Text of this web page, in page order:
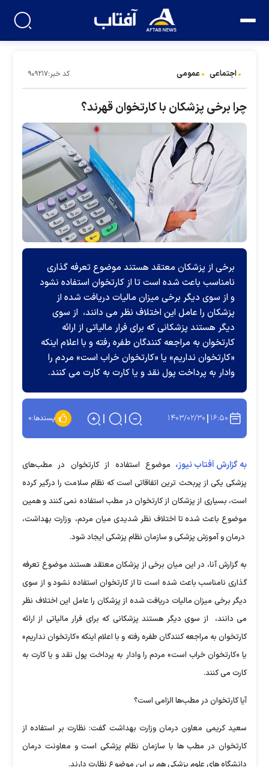
اجتماعی عمومی کد خبر:۹۰۹۲۱۷
چرا برخی پزشکان با کارتخوان قهرند؟
برخی از پزشکان معتقد هستند موضوع تعرفه گذاری
نامناسب باعث شده است تا از کارتخوان استفاده نشود
و از سوی دیگر برخی میزان مالیات دریافت شده از
پزشکان را عامل این اختلاف نظر می دانند، از سوی
دیگر هستند پزشکانی که برای فرار مالیاتی از ارائه
کارتخوان به مراجعه کنندگان طفره رفته و با اعلام اینکه
«کارتخوان نداریم» یا «کارتخوان خراب است» مردم را
وادار به پرداخت پول نقد و یا کارت به کارت می کنند.
۱۶:۵۰ ۱۴۰۳/۰۲/۳۰ پسندها:۰
به گزارش آفتاب نیوز، موضوع استفاده از کارتخوان در مطب‌های
پزشکی یکی از پربحث ترین اتفاقاتی است که نظام سلامت را درگیر کرده
است، بسیاری از پزشکان از کارتخوان در مطب استفاده نمی کنند و همین
موضوع باعث شده تا اختلاف نظر شدیدی میان مردم، وزارت بهداشت،
درمان و آموزش پزشکی و سازمان نظام پزشکی ایجاد شود.
به گزارش آنا، در این میان برخی از پزشکان معتقد هستند موضوع تعرفه
گذاری نامناسب باعث شده است تا از کارتخوان استفاده نشود و از سوی
دیگر برخی میزان مالیات دریافت شده از پزشکان را عامل این اختلاف نظر
می دانند، از سوی دیگر هستند پزشکانی که برای فرار مالیاتی از ارائه
کارتخوان به مراجعه کنندگان طفره رفته و با اعلام اینکه «کارتخوان نداریم»
یا «کارتخوان خراب است» مردم را وادار به پرداخت پول نقد و یا کارت به
کارت می کنند.
آیا کارتخوان در مطب‌ها الزامی است؟
سعید کریمی معاون درمان وزارت بهداشت گفت: نظارت بر استفاده از
کارتخوان در مطب ها با سازمان نظام پزشکی است و معاونت‌ درمان
دانشگاه های علوم پزشکی هم بر این موضوع نظارت دارند.